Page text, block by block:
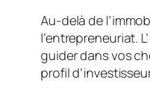
Au-delà de
l’entrepreneuriat.
guider dans vos
profil